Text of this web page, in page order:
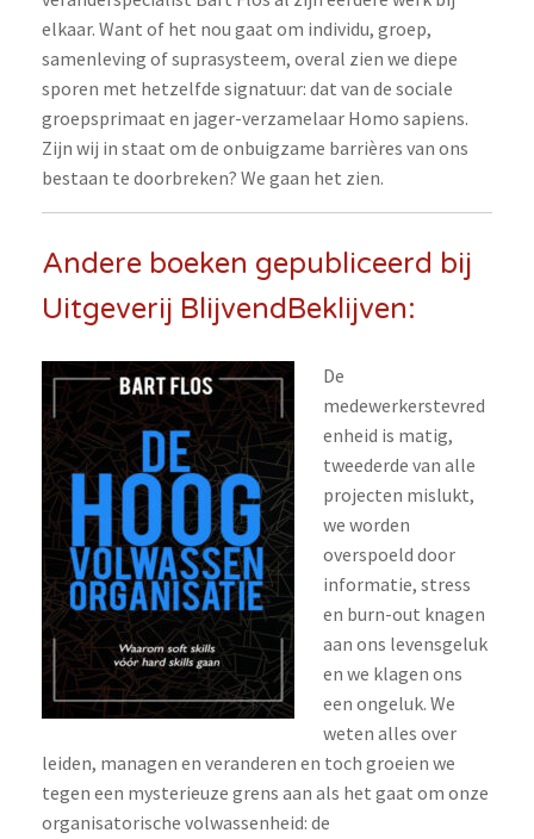
elkaar. Want of het nou gaat om individu, groep,
samenleving of suprasysteem, overal zien we diepe
sporen met hetzelfde signatuur: dat van de sociale
groepsprimaat en jager-verzamelaar Homo sapiens.
Zijn wij in staat om de onbuigzame barrières van ons
bestaan te doorbreken? We gaan het zien.
Andere boeken gepubliceerd bij
Uitgeverij BlijvendBeklijven:
De
medewerkerstevred
enheid is matig,
tweederde van alle
projecten mislukt,
we worden
overspoeld door
informatie, stress
en burn-out knagen
aan ons levensgeluk
en we klagen ons
een ongeluk. We
weten alles over
leiden, managen en veranderen en toch groeien we
tegen een mysterieuze grens aan als het gaat om onze
organisatorische volwassenheid: de